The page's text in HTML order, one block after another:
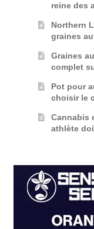
reine des
Northern
graines
Graines
complet
Pot pour
choisir le
Cannabis
athlète